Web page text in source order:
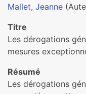
Mallet, Jeanne
Titre
Les déro­ga­tions
mesu­res
Résumé
Les déro­ga­tions